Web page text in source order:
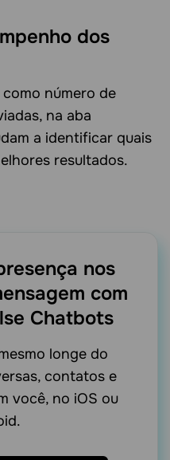
dos
número de
na aba
a identificar quais
resultados.
nos
com
Chatbots
longe do
contatos e
você, no iOS ou